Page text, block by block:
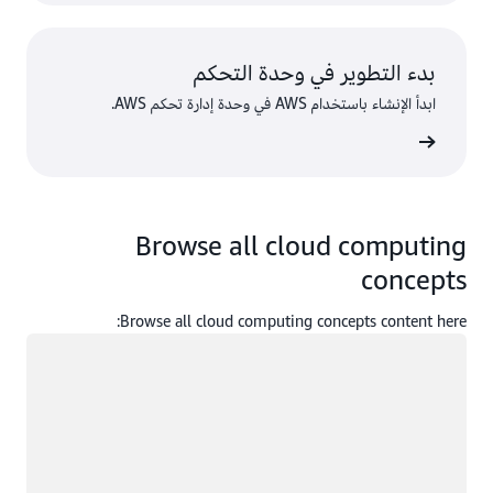
بدء التطوير في وحدة التحكم
ابدأ الإنشاء باستخدام AWS في وحدة إدارة تحكم AWS.
Browse all cloud computing
concepts
Browse all cloud computing concepts content here: